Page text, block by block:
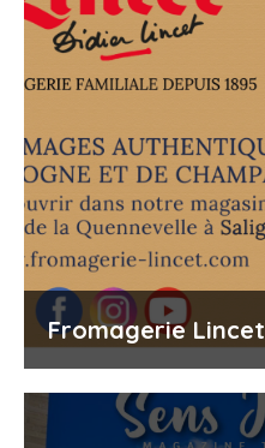
Fromagerie Lincet